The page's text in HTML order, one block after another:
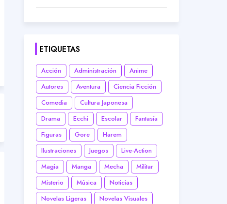
ETIQUETAS
Acción Administración
Anime
Autores
Aventura
Ciencia Ficción
Comedia
Cultura Japonesa
Drama
Ecchi Escolar
Fantasía
Figuras
Gore
Harem
Ilustraciones
Juegos
Live-Action
Magia
Manga Mecha
Militar
Misterio
Música
Noticias
Novelas Ligeras
Novelas Visuales